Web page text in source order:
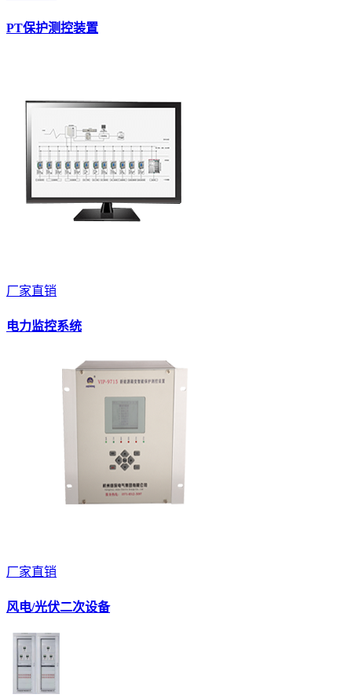
PT保护测控装置
厂家直销
电力监控系统
厂家直销
风电/光伏二次设备